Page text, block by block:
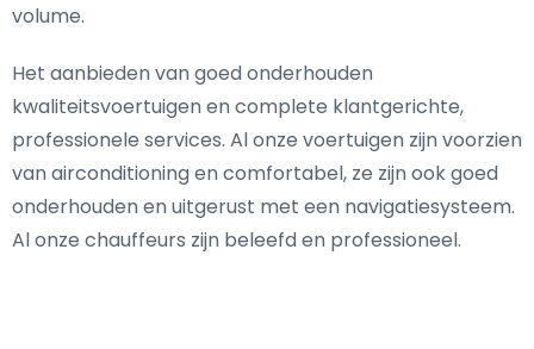
volume.
Het aanbieden van goed onderhouden
kwaliteitsvoertuigen en complete klantgerichte,
professionele services. Al onze voertuigen zijn voorzien
van airconditioning en comfortabel, ze zijn ook goed
onderhouden en uitgerust met een navigatiesysteem.
Al onze chauffeurs zijn beleefd en professioneel.